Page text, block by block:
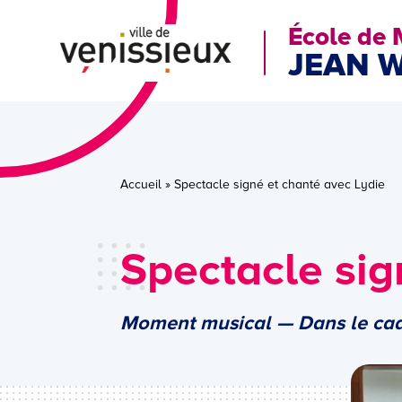
École de
JEAN
Accueil »Spectacle signé et chanté avec Lydie
Spectacle
Moment musical — Dans le